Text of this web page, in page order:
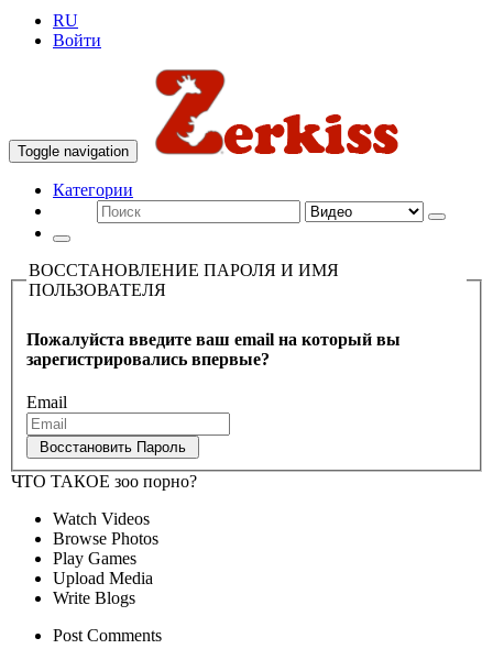
RU
Войти
Toggle navigation
Категории
ВОССТАНОВЛЕНИЕ ПАРОЛЯ И ИМЯ
ПОЛЬЗОВАТЕЛЯ
Пожалуйста введите ваш email на который вы
зарегистрировались впервые?
Email
ЧТО ТАКОЕ зоо порно?
Watch Videos
Browse Photos
Play Games
Upload Media
Write Blogs
Post Comments